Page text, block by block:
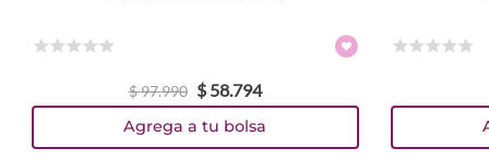
$97.990 $ 58.794
Agrega a tu bolsa